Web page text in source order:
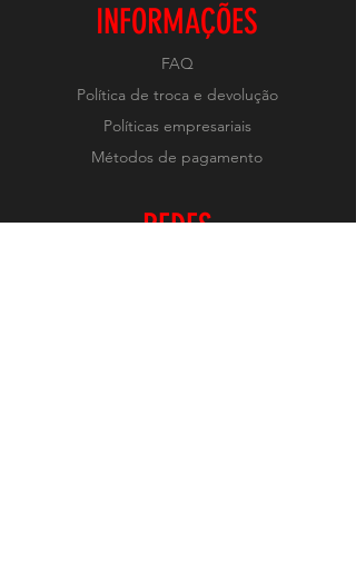
INFORMAÇÕES
FAQ
Política de troca e devolução
Políticas empresariais
Métodos de pagamento
REDES